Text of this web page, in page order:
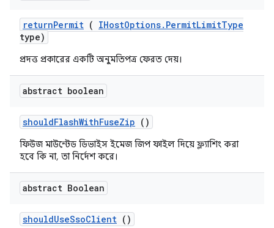
returnPermit ( IHostOptions. PermitLimitType
type)
প্রদত্ত প্রকারের একটি অনুমতিপত্র ফেরত দেয়।
abstract boolean
shouldFlashWithFuseZip ()
ফিউজ মাউন্টেড ডিভাইস ইমেজ জিপ ফাইল দিয়ে ফ্ল্যাশিং করা
হবে কি না, তা নির্দেশ করে।
abstract Boolean
shouldUseSsoClient ()